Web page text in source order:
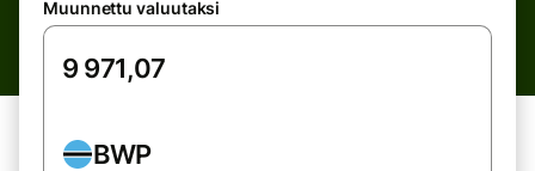
Muunnettu valuutaksi
BWP